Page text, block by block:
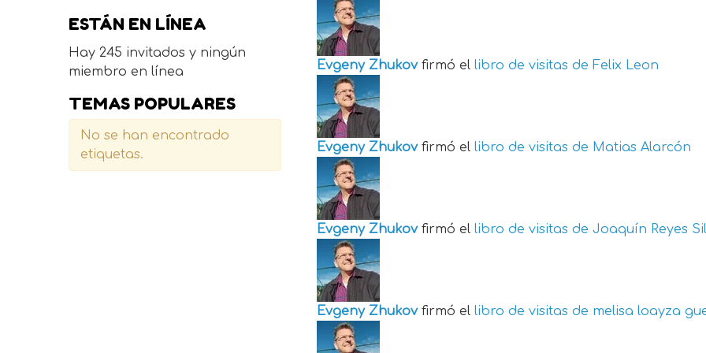
Evgeny Zhukov firmó el libro de visitas de Felix Leon
Evgeny Zhukov firmó el libro de visitas de Matias Alarcón
Evgeny Zhukov firmó el libro de visitas de Joaquín Reyes
Evgeny Zhukov firmó el libro de visitas de melisa loayza
ESTÁN EN LÍNEA
Hay 245 invitados y ningún
miembro en línea
TEMAS POPULARES
No se han encontrado
etiquetas.